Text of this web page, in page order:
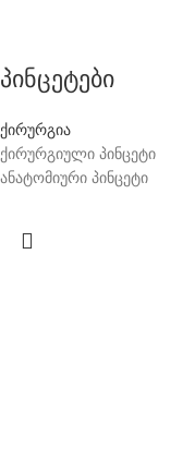
პინცეტები
ქირურგია
ქირურგიული პინცეტი
ანატომიური პინცეტი